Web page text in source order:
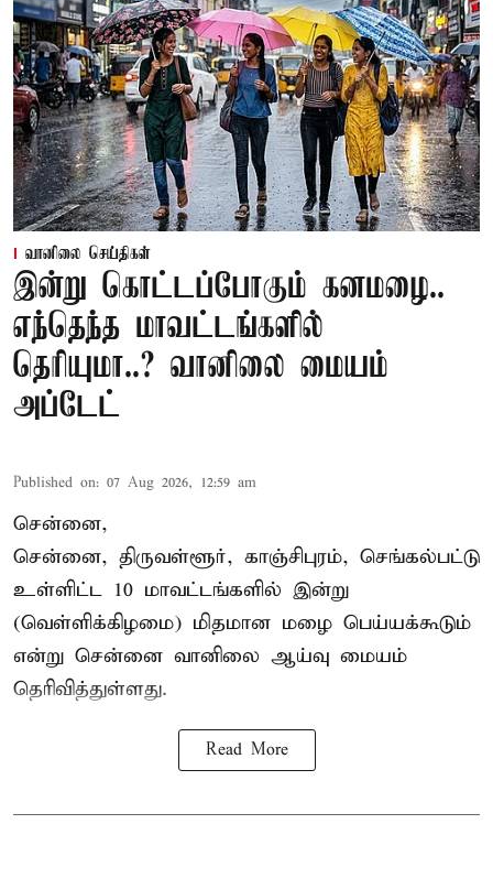
வானிலை செய்திகள்
இன்று கொட்டப்போகும் கனமழை..
எந்தெந்த மாவட்டங்களில்
தெரியுமா..? வானிலை மையம்
அப்டேட்
Published on: 07 Aug 2026, 12:59 am
சென்னை,
சென்னை, திருவள்ளூர், காஞ்சிபுரம், செங்கல்பட்டு
உள்ளிட்ட 10 மாவட்டங்களில் இன்று
(வெள்ளிக்கிழமை) மிதமான மழை பெய்யக்கூடும்
என்று சென்னை வானிலை ஆய்வு மையம்
தெரிவித்துள்ளது.
Read More